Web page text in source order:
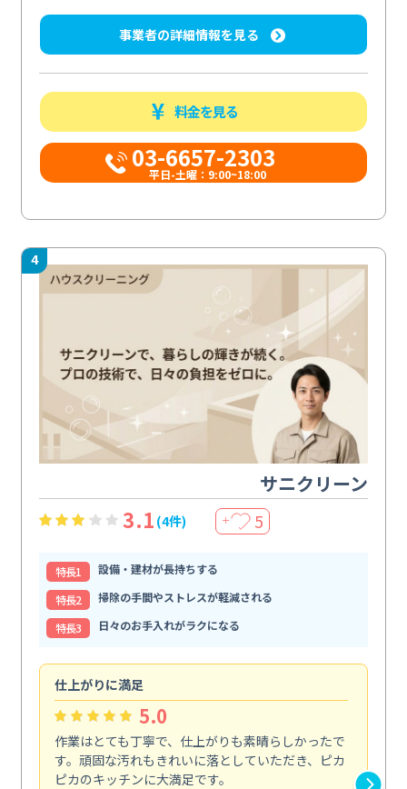
事業者の詳細情報を見る
料金を見る
03-6657-2303
平日-土曜：9:00~18:00
4
サニクリーン
3.1 (4件) ＋ 5
特⻑1
設備・建材が長持ちする
特⻑2
掃除の手間やストレスが軽減される
特⻑3
日々のお手入れがラクになる
仕上がりに満足
5.0
作業はとても丁寧で、仕上がりも素晴らしかったで
す。頑固な汚れもきれいに落としていただき、ピカ
ピカのキッチンに大満足です。